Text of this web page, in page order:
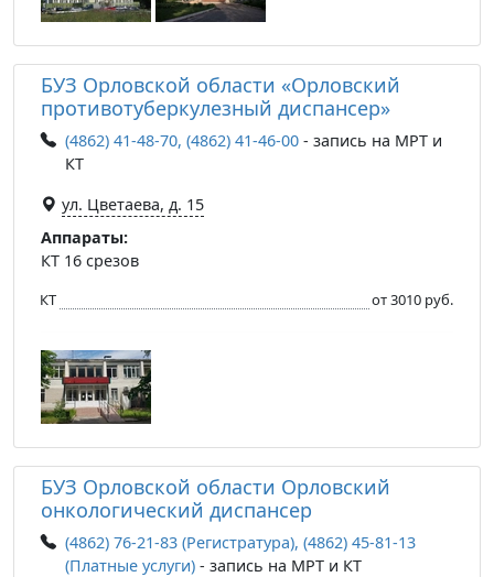
БУЗ Орловской области «Орловский
противотуберкулезный диспансер»
(4862) 41-48-70, (4862) 41-46-00 - запись на МРТ и
КТ
ул. Цветаева, д. 15
Аппараты:
КТ 16 срезов
КТ от 3010 руб.
БУЗ Орловской области Орловский
онкологический диспансер
(4862) 76-21-83 (Регистратура), (4862) 45-81-13
(Платные услуги) - запись на МРТ и КТ